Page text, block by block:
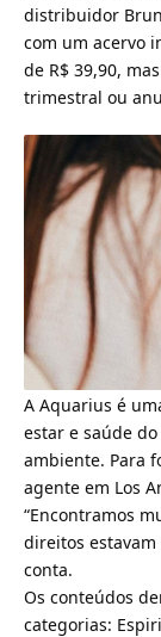
distribuidor
com um acervo
de R$ 39,90,
trimestral ou
A Aquarius é
estar e saúde
ambiente. Para
agente em Los
“Encontramos
direitos
conta.
Os conteúdos
categorias: